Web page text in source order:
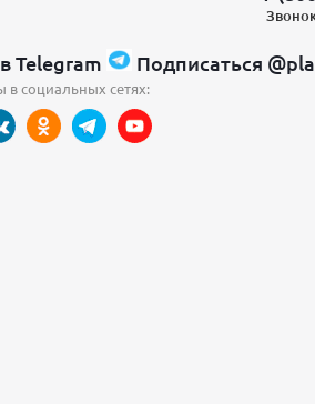
Telegram Подписаться
в социальных сетях: